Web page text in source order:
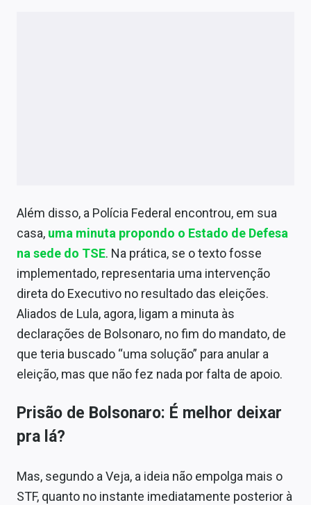
Além disso, a Polícia Federal encontrou, em sua
casa, uma minuta propondo o Estado de Defesa
na sede do TSE. Na prática, se o texto fosse
implementado, representaria uma intervenção
direta do Executivo no resultado das eleições.
Aliados de Lula, agora, ligam a minuta às
declarações de Bolsonaro, no fim do mandato, de
que teria buscado “uma solução” para anular a
eleição, mas que não fez nada por falta de apoio.
Prisão de Bolsonaro: É melhor deixar
pra lá?
Mas, segundo a Veja, a ideia não empolga mais o
STF, quanto no instante imediatamente posterior à